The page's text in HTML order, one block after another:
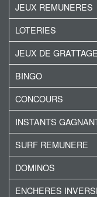
JEUX REMUNERES
LOTERIES
JEUX DE GRATTAGE
BINGO
CONCOURS
INSTANTS
SURF REMUNERE
DOMINOS
ENCHERES